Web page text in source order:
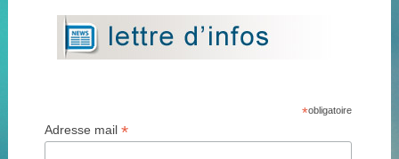
*obligatoire
Adresse mail*